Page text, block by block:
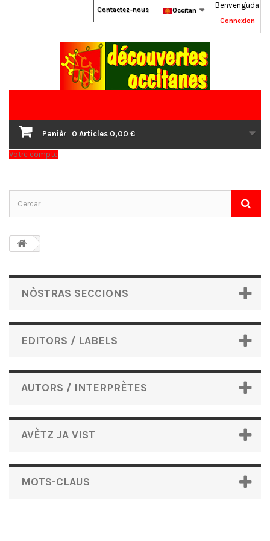
Benvenguda
Connexion
Occitan
Contactez-nous
Panièr 0 Articles 0,00 €
Votre compte
NÒSTRAS SECCIONS
EDITORS / LABELS
AUTORS / INTERPRÈTES
AVÈTZ JA VIST
MOTS-CLAUS